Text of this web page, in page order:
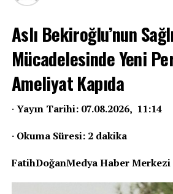
Aslı Bekiroğlu’nun
Mücadelesinde Yeni
Ameliyat Kapıda
· Yayın Tarihi: 07.08.2026, 11:14
· Okuma Süresi: 2 dakika
FatihDoğanMedya Haber Merkezi